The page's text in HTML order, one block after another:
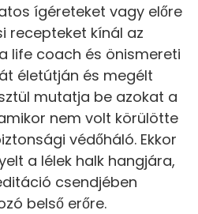
ígéreteket vagy előre
recepteket kínál az
life coach és önismereti
életútján és megélt
mutatja be azokat a
nem volt körülötte
védőháló. Ekkor
a lélek halk hangjára,
csendjében
belső erőre.